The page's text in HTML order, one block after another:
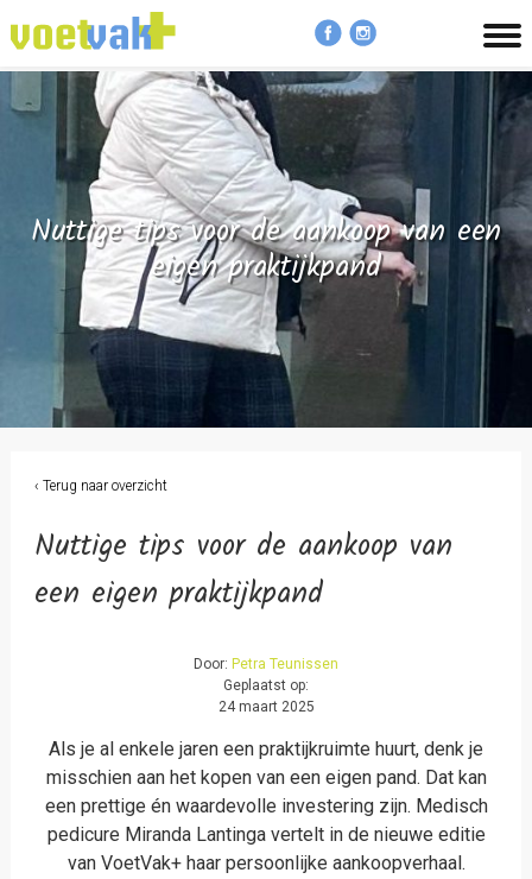
Nuttige tips voor de aankoop van een
eigen praktijkpand
‹ Terug naar overzicht
Nuttige tips voor de aankoop van
een eigen praktijkpand
Door: Petra Teunissen
Geplaatst op:
24 maart 2025
Als je al enkele jaren een praktijkruimte huurt, denk je
misschien aan het kopen van een eigen pand. Dat kan
een prettige én waardevolle investering zijn. Medisch
pedicure Miranda Lantinga vertelt in de nieuwe editie
van VoetVak+ haar persoonlijke aankoopverhaal.